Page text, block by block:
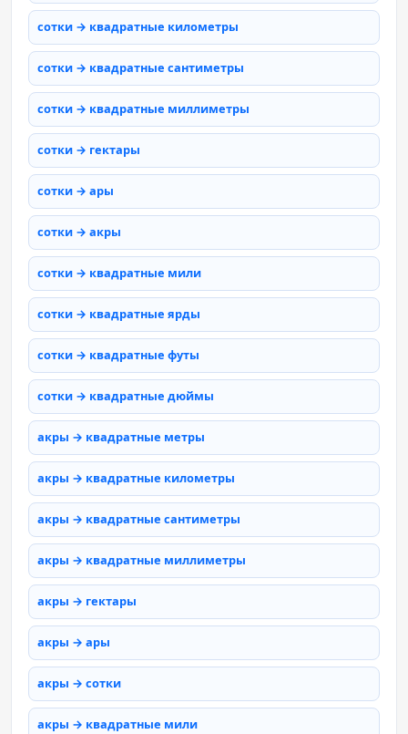
сотки → квадратные километры
сотки → квадратные сантиметры
сотки → квадратные миллиметры
сотки → гектары
сотки → ары
сотки → акры
сотки → квадратные мили
сотки → квадратные ярды
сотки → квадратные футы
сотки → квадратные дюймы
акры → квадратные метры
акры → квадратные километры
акры → квадратные сантиметры
акры → квадратные миллиметры
акры → гектары
акры → ары
акры → сотки
акры → квадратные мили